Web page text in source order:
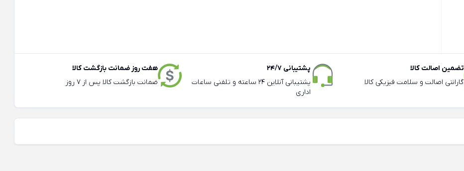
تضمین اصالت کالا
گارانتی اصالت و سلامت فیزیکی کالا
پشتیبانی 24/7
پشتیبانی آنلاین 24 ساعته و تلفنی ساعات
اداری
هفت روز ضمانت بازگشت کالا
ضمانت بازگشت کالا پس از 7 روز